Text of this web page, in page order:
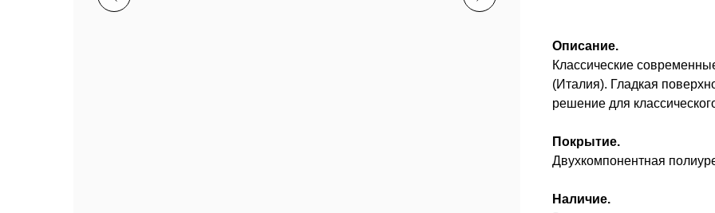
Описание.
Классические
(Италия). Гладкая
решение для
Покрытие.
Двухкомпонентная
Наличие.